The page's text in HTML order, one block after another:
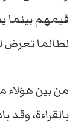
قيمهم بينما
لطالما تعرض
من بين هؤلاء
بالقراءة،